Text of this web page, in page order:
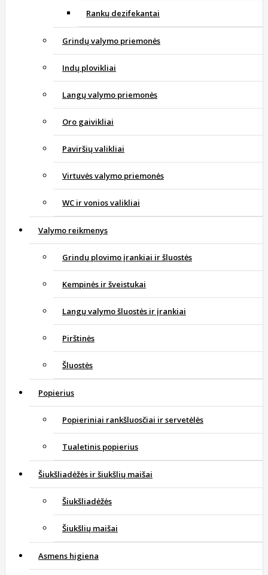
Rankų dezifekantai
Grindų valymo priemonės
Indų plovikliai
Langų valymo priemonės
Oro gaivikliai
Paviršių valikliai
Virtuvės valymo priemonės
WC ir vonios valikliai
Valymo reikmenys
Grindų plovimo įrankiai ir šluostės
Kempinės ir šveistukai
Langų valymo šluostės ir įrankiai
Pirštinės
Šluostės
Popierius
Popieriniai rankšluosčiai ir servetėlės
Tualetinis popierius
Šiukšliadėžės ir šiukšlių maišai
Šiukšliadėžės
Šiukšlių maišai
Asmens higiena